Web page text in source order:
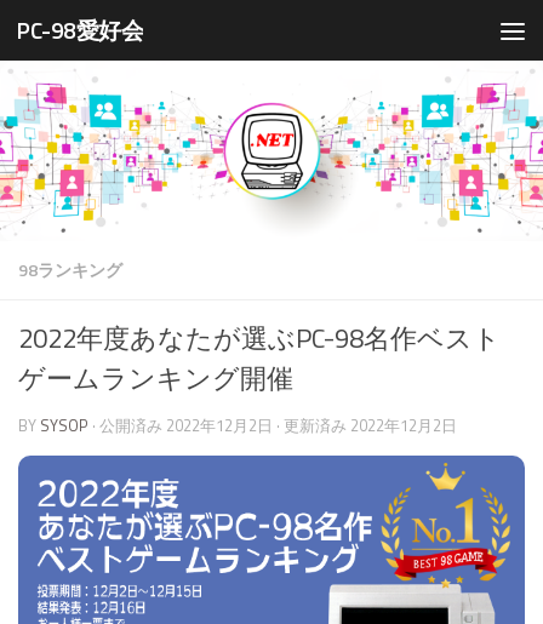
コンテンツへスキップ
PC-98愛好会
98ランキング
2022年度あなたが選ぶPC-98名作ベスト
ゲームランキング開催
BY SYSOP · 公開済み 2022年12月2日 · 更新済み 2022年12月2日